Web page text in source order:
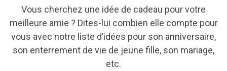
Vous cherchez une idée de cadeau pour votre
meilleure amie ? Dites-lui combien elle compte pour
vous avec notre liste d’idées pour son anniversaire,
son enterrement de vie de jeune fille, son mariage,
etc.